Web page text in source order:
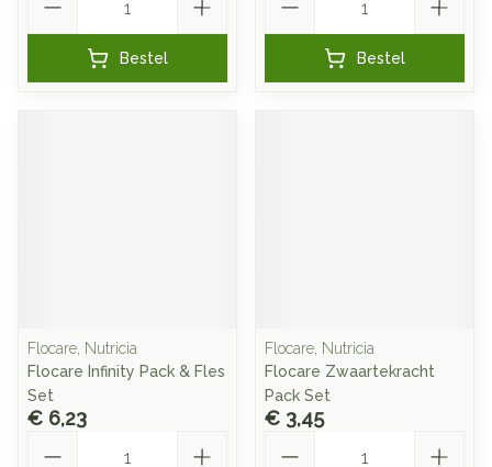
Bestel Bestel
Flocare, Nutricia
Flocare Infinity Pack & Fles
Set
€ 6,23
Flocare, Nutricia
Flocare Zwaartekracht
Pack Set
€ 3,45